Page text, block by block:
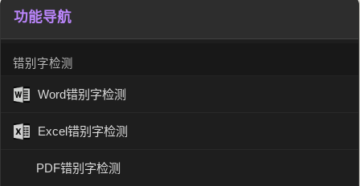
功能导航
错别字检测
Word错别字检测
Excel错别字检测
PDF错别字检测